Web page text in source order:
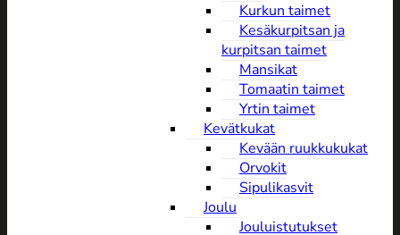
Kurkun taimet
Kesäkurpitsan ja
kurpitsan taimet
Mansikat
Tomaatin taimet
Yrtin taimet
Kevätkukat
Kevään ruukkukukat
Orvokit
Sipulikasvit
Joulu
Jouluistutukset